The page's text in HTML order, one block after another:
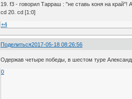
19. f3 - говорил Тарраш : "не ставь коня на край"!
cd 20. cd [1:0]
+4
Поделиться2017-05-18 08:26:56
Одержав четыре победы, в шестом туре
0